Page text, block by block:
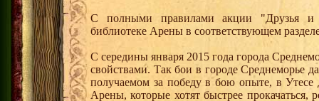
С полными правилами акции "Друзья и
библиотеке Арены в соответствующем
С середины января 2015 года города
свойствами. Так бои в городе Среднеморье
получаемом за победу в бою опыте, в
Арены, которые хотят быстрее прокачаться,